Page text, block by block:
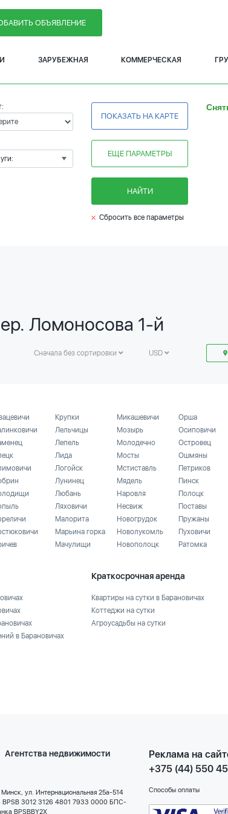
ОБЪЯВЛЕНИЕ
ЗАРУБЕЖНАЯ КОММЕРЧЕСКАЯ
ПОКАЗАТЬ НА КАРТЕ
ЕЩЕ ПАРАМЕТРЫ
НАЙТИ
Сбросить все параметры
Ломоносова 1-й
Сначала без сортировки USD
Крупки
Лельчицы
Лепель
Лида
Логойск
Лунинец
Любань
Ляховичи
Малорита
Марьина горка
Мачулищи
Микашевичи
Мозырь
Молодечно
Мосты
Мстиставль
Мядель
Наровля
Несвиж
Новогрудок
Новолукомль
Новополоцк
Орша
Осиповичи
Островец
Ошмяны
Петриков
Пинск
Полоцк
Поставы
Пружаны
Пуховичи
Ратомка
в Барановичах
Краткосрочная аренда
Квартиры на сутки в Барановичах
Коттеджи на сутки
Агроусадьбы на сутки
Агентства недвижимости
ул. Интернациональная 25а-514
BPSB 3012 3126 4801 7933 0000 БПС-
BPSBBY2X
Реклама на
+375 (44) 550
Способы оплаты